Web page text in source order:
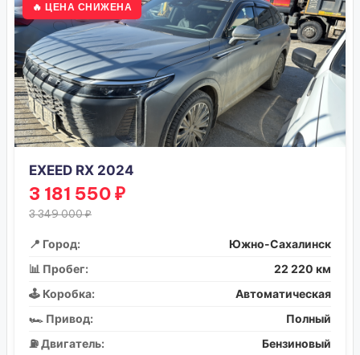
🔥 ЦЕНА СНИЖЕНА
EXEED RX 2024
3 181 550 ₽
3 349 000 ₽
📍 Город:
Южно-Сахалинск
📊 Пробег:
22 220 км
🕹️ Коробка:
Автоматическая
🏎️ Привод:
Полный
⛽ Двигатель:
Бензиновый